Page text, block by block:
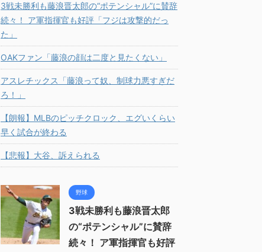
3戦未勝利も藤浪晋太郎の“ポテンシャル”に賛辞
続々！ ア軍指揮官も好評「フジは攻撃的だっ
た」
OAKファン「藤浪の顔は二度と見たくない」
アスレチックス「藤浪って奴、制球力悪すぎだ
ろ！」
【朗報】MLBのピッチクロック、エグいくらい
早く試合が終わる
【悲報】大谷、訴えられる
野球
3戦未勝利も藤浪晋太郎
の“ポテンシャル”に賛辞
続々！ ア軍指揮官も好評